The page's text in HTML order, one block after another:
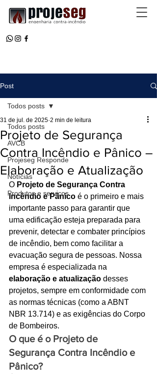
Ligações de 8h as 17h
WhatsApp de 8h as 12h
Siga nosso facebook
E também nosso instagram
Post
Todos posts
AVCB
Projeseg Responde
Notícias
Produtos e serviços
Todos posts
Projeto de Segurança
Contra Incêndio e Pânico –
Elaboração e Atualização
31 de jul. de 2025 2 min de leitura
O Projeto de Segurança Contra
Incêndio e Pânico é o primeiro e mais
importante passo para garantir que
uma edificação esteja preparada para
prevenir, detectar e combater princípios
de incêndio, bem como facilitar a
evacuação segura de pessoas. Nossa
empresa é especializada na
elaboração e atualização desses
projetos, sempre em conformidade com
as normas técnicas (como a ABNT
NBR 13.714) e as exigências do Corpo
de Bombeiros.
O que é o Projeto de
Segurança Contra Incêndio e
Pânico?